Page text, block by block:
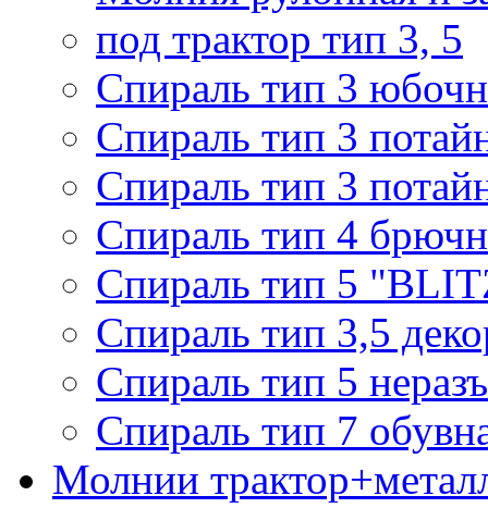
под трактор тип 3, 5
Спираль тип 3
Спираль тип 3
Спираль тип 3
Спираль тип 4
Спираль тип 5
Спираль тип 3,5
Спираль тип 5
Спираль тип 7
Молнии